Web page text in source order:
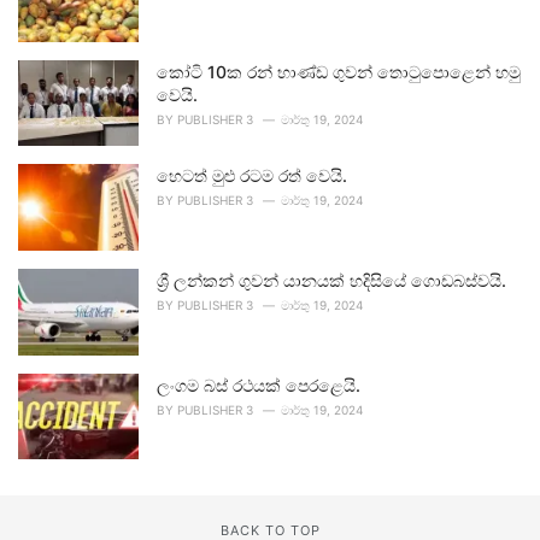
කෝටි 10ක රන් භාණ්ඩ ගුවන් තොටුපොළෙන් හමු
වෙයි.
BY PUBLISHER 3 මාර්තු 19, 2024
හෙටත් මුළු රටම රත් වෙයි.
BY PUBLISHER 3 මාර්තු 19, 2024
ශ්‍රී ලන්කන් ගුවන් යානයක් හදිසියේ ගොඩබස්වයි.
BY PUBLISHER 3 මාර්තු 19, 2024
ලංගම බස් රථයක් පෙරළෙයි.
BY PUBLISHER 3 මාර්තු 19, 2024
BACK TO TOP